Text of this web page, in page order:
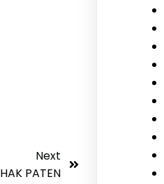
Next
PATEN